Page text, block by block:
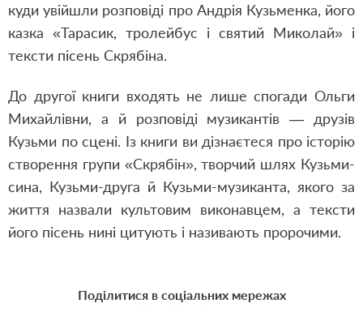
куди увійшли розповіді про Андрія Кузьменка, його
казка «Тарасик, тролейбус і святий Миколай» і
тексти пісень Скрябіна.
До другої книги входять не лише спогади Ольги
Михайлівни, а й розповіді музикантів — друзів
Кузьми по сцені. Із книги ви дізнаєтеся про історію
створення групи «Скрябін», творчий шлях Кузьми-
сина, Кузьми-друга й Кузьми-музиканта, якого за
життя назвали культовим виконавцем, а тексти
його пісень нині цитують і називають пророчими.
Поділитися в соціальних мережах